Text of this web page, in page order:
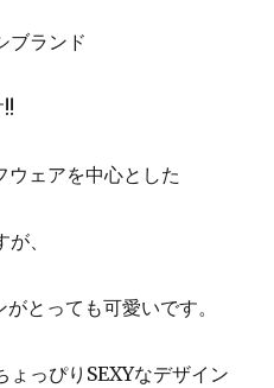
ブランド
ェアを中心とした
、
とっても可愛いです。
ょっぴりSEXYなデザイン